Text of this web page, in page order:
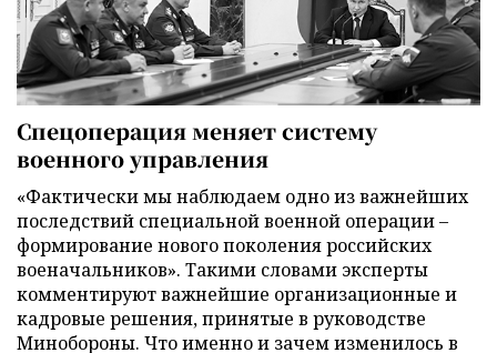
Спецоперация меняет систему
военного управления
«Фактически мы наблюдаем одно из важнейших
последствий специальной военной операции –
формирование нового поколения российских
военачальников». Такими словами эксперты
комментируют важнейшие организационные и
кадровые решения, принятые в руководстве
Минобороны. Что именно и зачем изменилось в